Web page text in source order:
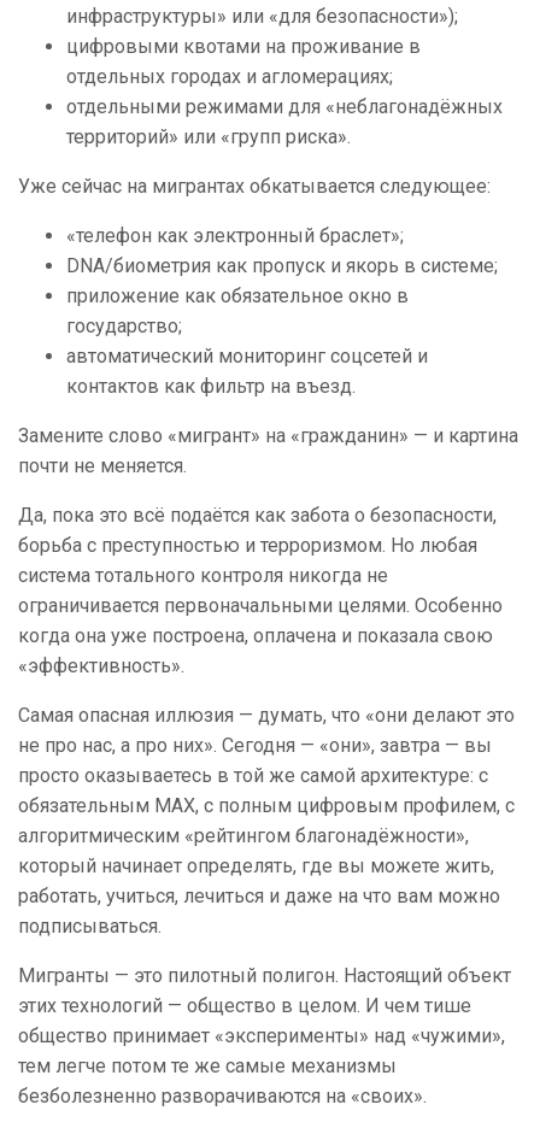
инфраструктуры» или «для безопасности»);
цифровыми квотами на проживание в
отдельных городах и агломерациях;
отдельными режимами для «неблагонадёжных
территорий» или «групп риска».
Уже сейчас на мигрантах обкатывается следующее:
«телефон как электронный браслет»;
DNA/биометрия как пропуск и якорь в системе;
приложение как обязательное окно в
государство;
автоматический мониторинг соцсетей и
контактов как фильтр на въезд.
Замените слово «мигрант» на «гражданин» — и картина
почти не меняется.
Да, пока это всё подаётся как забота о безопасности,
борьба с преступностью и терроризмом. Но любая
система тотального контроля никогда не
ограничивается первоначальными целями. Особенно
когда она уже построена, оплачена и показала свою
«эффективность».
Самая опасная иллюзия — думать, что «они делают это
не про нас, а про них». Сегодня — «они», завтра — вы
просто оказываетесь в той же самой архитектуре: с
обязательным MAX, с полным цифровым профилем, с
алгоритмическим «рейтингом благонадёжности»,
который начинает определять, где вы можете жить,
работать, учиться, лечиться и даже на что вам можно
подписываться.
Мигранты — это пилотный полигон. Настоящий объект
этих технологий — общество в целом. И чем тише
общество принимает «эксперименты» над «чужими»,
тем легче потом те же самые механизмы
безболезненно разворачиваются на «своих».